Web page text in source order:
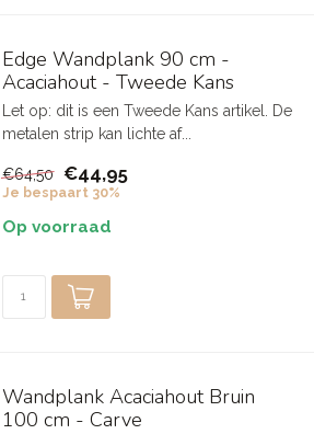
Edge Wandplank 90 cm -
Acaciahout - Tweede Kans
Let op: dit is een Tweede Kans artikel. De
metalen strip kan lichte af...
€64,50 €44,95
Je bespaart 30%
Op voorraad
Wandplank Acaciahout Bruin
100 cm - Carve